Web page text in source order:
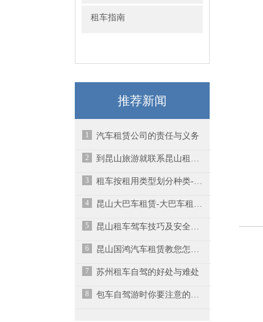
租车指南
推荐新闻
1 汽车租赁公司的责任与义务
2 到昆山旅游就联系昆山租车公司！
3 租车按租用类型划分种类-昆山大巴车租赁
4 昆山大巴车租赁-大巴车租赁时都需要注意什么？
5 昆山租车驾车技巧及安全常识
6 昆山国鸿汽车租赁教您怎样省油?
7 苏州租车自驾的好处与难处
8 包车自驾游时你要注意的事项有哪些呢？-昆山汽车租赁